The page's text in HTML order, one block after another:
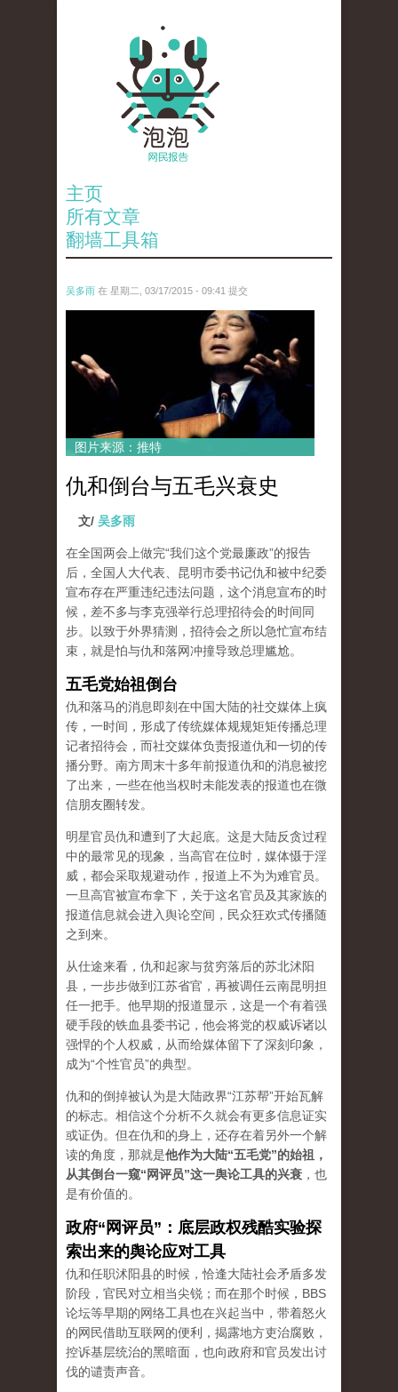
主页
所有文章
翻墙工具箱
吴多雨 在 星期二, 03/17/2015 - 09:41 提交
图片来源：推特
仇和倒台与五毛兴衰史
文/ 吴多雨
在全国两会上做完“我们这个党最廉政”的报告
后，全国人大代表、昆明市委书记仇和被中纪委
宣布存在严重违纪违法问题，这个消息宣布的时
候，差不多与李克强举行总理招待会的时间同
步。以致于外界猜测，招待会之所以急忙宣布结
束，就是怕与仇和落网冲撞导致总理尴尬。
五毛党始祖倒台
仇和落马的消息即刻在中国大陆的社交媒体上疯
传，一时间，形成了传统媒体规规矩矩传播总理
记者招待会，而社交媒体负责报道仇和一切的传
播分野。南方周末十多年前报道仇和的消息被挖
了出来，一些在他当权时未能发表的报道也在微
信朋友圈转发。
明星官员仇和遭到了大起底。这是大陆反贪过程
中的最常见的现象，当高官在位时，媒体慑于淫
威，都会采取规避动作，报道上不为为难官员。
一旦高官被宣布拿下，关于这名官员及其家族的
报道信息就会进入舆论空间，民众狂欢式传播随
之到来。
从仕途来看，仇和起家与贫穷落后的苏北沭阳
县，一步步做到江苏省官，再被调任云南昆明担
任一把手。他早期的报道显示，这是一个有着强
硬手段的铁血县委书记，他会将党的权威诉诸以
强悍的个人权威，从而给媒体留下了深刻印象，
成为“个性官员”的典型。
仇和的倒掉被认为是大陆政界“江苏帮”开始瓦解
的标志。相信这个分析不久就会有更多信息证实
或证伪。但在仇和的身上，还存在着另外一个解
读的角度，那就是他作为大陆“五毛党”的始祖，
从其倒台一窥“网评员”这一舆论工具的兴衰 ，也
是有价值的。
政府“网评员”：底层政权残酷实验探
索出来的舆论应对工具
仇和任职沭阳县的时候，恰逢大陆社会矛盾多发
阶段，官民对立相当尖锐；而在那个时候，BBS
论坛等早期的网络工具也在兴起当中，带着怒火
的网民借助互联网的便利，揭露地方吏治腐败，
控诉基层统治的黑暗面，也向政府和官员发出讨
伐的谴责声音。